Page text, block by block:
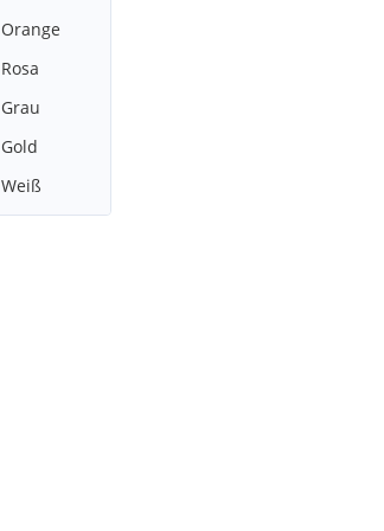
Orange
Rosa
Grau
Gold
Weiß